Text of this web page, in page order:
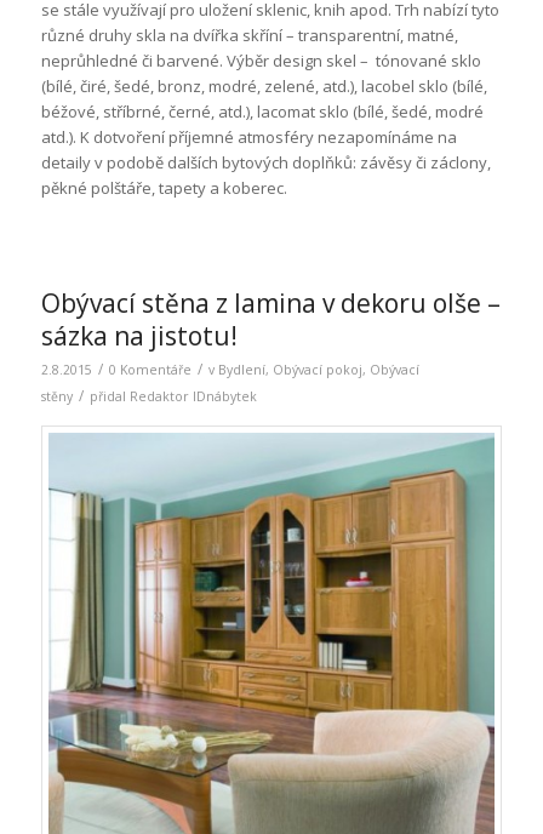
se stále využívají pro uložení sklenic, knih apod. Trh nabízí tyto
různé druhy skla na dvířka skříní – transparentní, matné,
neprůhledné či barvené. Výběr design skel – tónované sklo
(bílé, čiré, šedé, bronz, modré, zelené, atd.), lacobel sklo (bílé,
béžové, stříbrné, černé, atd.), lacomat sklo (bílé, šedé, modré
atd.). K dotvoření příjemné atmosféry nezapomínáme na
detaily v podobě dalších bytových doplňků: závěsy či záclony,
pěkné polštáře, tapety a koberec.
Obývací stěna z lamina v dekoru olše –
sázka na jistotu!
2.8.2015 / 0 Komentáře / v Bydlení, Obývací pokoj, Obývací
stěny / přidal Redaktor IDnábytek